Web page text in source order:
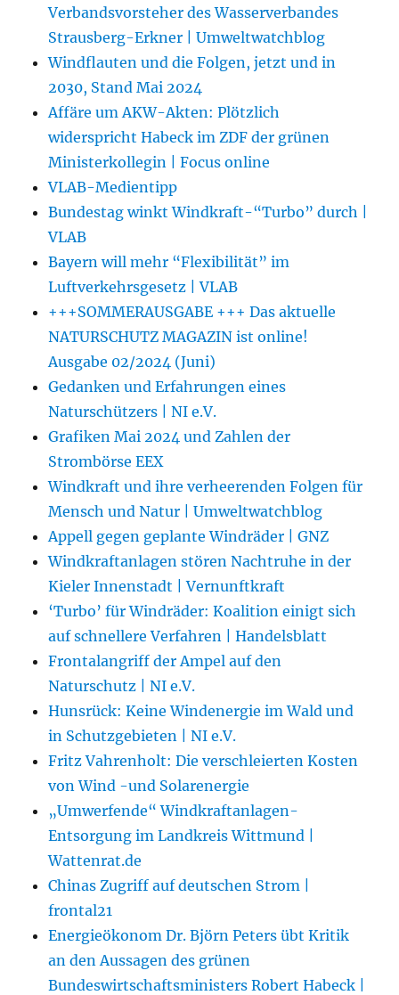
Verbandsvorsteher des Wasserverbandes
Strausberg-Erkner | Umweltwatchblog
Windflauten und die Folgen, jetzt und in
2030, Stand Mai 2024
Affäre um AKW-Akten: Plötzlich
widerspricht Habeck im ZDF der grünen
Ministerkollegin | Focus online
VLAB-Medientipp
Bundestag winkt Windkraft-“Turbo” durch |
VLAB
Bayern will mehr “Flexibilität” im
Luftverkehrsgesetz | VLAB
+++SOMMERAUSGABE +++ Das aktuelle
NATURSCHUTZ MAGAZIN ist online!
Ausgabe 02/2024 (Juni)
Gedanken und Erfahrungen eines
Naturschützers | NI e.V.
Grafiken Mai 2024 und Zahlen der
Strombörse EEX
Windkraft und ihre verheerenden Folgen für
Mensch und Natur | Umweltwatchblog
Appell gegen geplante Windräder | GNZ
Windkraftanlagen stören Nachtruhe in der
Kieler Innenstadt | Vernunftkraft
‘Turbo’ für Windräder: Koalition einigt sich
auf schnellere Verfahren | Handelsblatt
Frontalangriff der Ampel auf den
Naturschutz | NI e.V.
Hunsrück: Keine Windenergie im Wald und
in Schutzgebieten | NI e.V.
Fritz Vahrenholt: Die verschleierten Kosten
von Wind -und Solarenergie
„Umwerfende“ Windkraftanlagen-
Entsorgung im Landkreis Wittmund |
Wattenrat.de
Chinas Zugriff auf deutschen Strom |
frontal21
Energieökonom Dr. Björn Peters übt Kritik
an den Aussagen des grünen
Bundeswirtschaftsministers Robert Habeck |